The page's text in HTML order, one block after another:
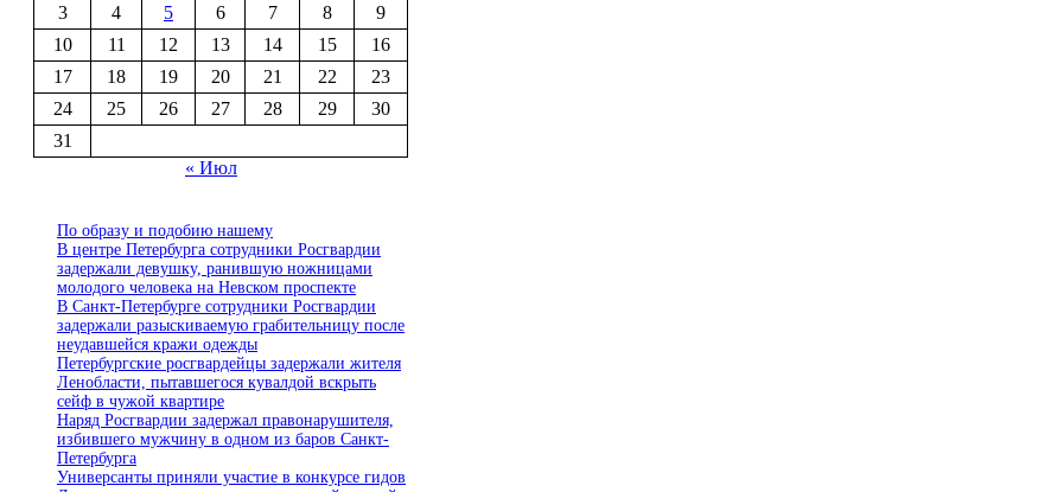
3
4 5 6 7 8
9
10
11 12 13 14 15
16
17
18 19 20 21 22
23
24
25 26 27 28 29
30
31
« Июл
По образу и подобию нашему
В центре Петербурга сотрудники Росгвардии
задержали девушку, ранившую ножницами
молодого человека на Невском проспекте
В Санкт-Петербурге сотрудники Росгвардии
задержали разыскиваемую грабительницу после
неудавшейся кражи одежды
Петербургские росгвардейцы задержали жителя
Ленобласти, пытавшегося кувалдой вскрыть
сейф в чужой квартире
Наряд Росгвардии задержал правонарушителя,
избившего мужчину в одном из баров Санкт-
Петербурга
Универсанты приняли участие в конкурсе гидов